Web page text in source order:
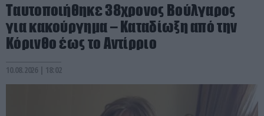
Ταυτοποιήθηκε 38χρονος Βούλγαρος
για κακούργημα – Καταδίωξη από την
Κόρινθο έως το Αντίρριο
10.08.2026 | 18:02